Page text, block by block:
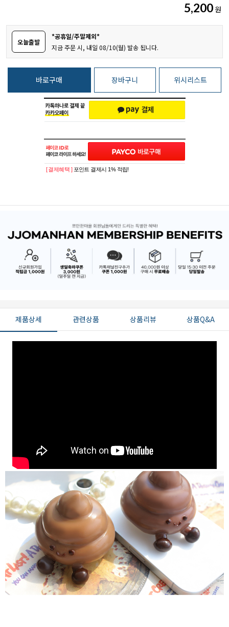
5,200 원
오늘출발
*공휴일/주말제외*
지금 주문 시, 내일 08/10(월) 발송 됩니다.
바로구매 장바구니 위시리스트
[ 결제혜택 ] 포인트 결제시 1% 적립!
제품상세 관련상품 상품리뷰 상품Q&A